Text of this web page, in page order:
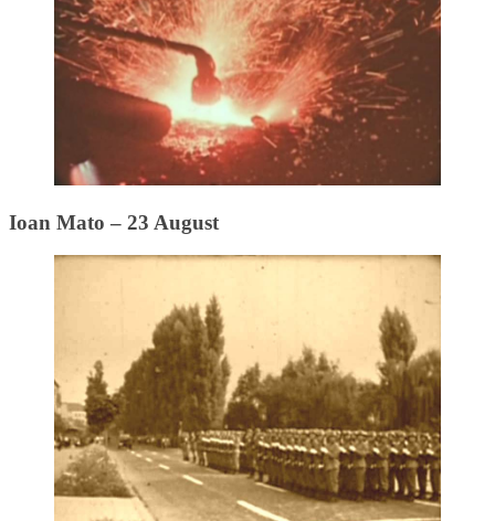
Ioan Mato – 23 August